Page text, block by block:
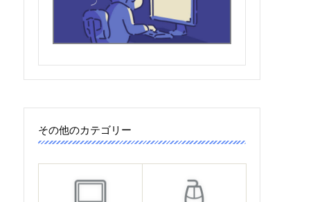
その他のカテゴリー